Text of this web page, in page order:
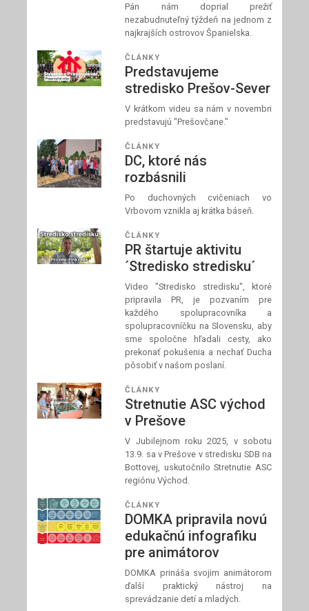
Pán nám doprial prežiť
nezabudnuteľný týždeň na jednom z
najkrajších ostrovov Španielska.
ČLÁNKY
Predstavujeme
stredisko Prešov-Sever
V krátkom videu sa nám v novembri
predstavujú "Prešovčane."
ČLÁNKY
DC, ktoré nás
rozbásnili
Po duchovných cvičeniach vo
Vrbovom vznikla aj krátka báseň.
ČLÁNKY
PR štartuje aktivitu
´Stredisko stredisku´
Video "Stredisko stredisku", ktoré
pripravila PR, je pozvaním pre
každého spolupracovníka a
spolupracovníčku na Slovensku, aby
sme spoločne hľadali cesty, ako
prekonať pokušenia a nechať Ducha
pôsobiť v našom poslaní.
ČLÁNKY
Stretnutie ASC východ
v Prešove
V Jubilejnom roku 2025, v sobotu
13.9. sa v Prešove v stredisku SDB na
Bottovej, uskutočnilo Stretnutie ASC
regiónu Východ.
ČLÁNKY
DOMKA pripravila novú
edukačnú infografiku
pre animátorov
DOMKA prináša svojim animátorom
ďalší praktický nástroj na
sprevádzanie detí a mladých.